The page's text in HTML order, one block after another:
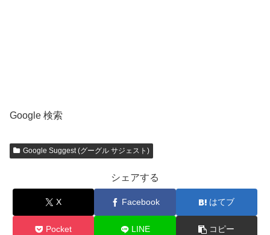
Google 検索
Google Suggest (グーグル サジェスト)
シェアする
X Facebook はてブ
Pocket LINE コピー